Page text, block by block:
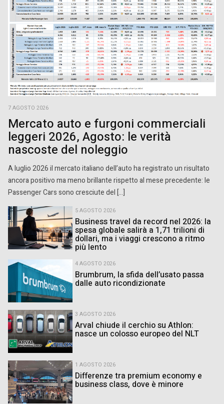
7 AGOSTO 2026
Mercato auto e furgoni commerciali
leggeri 2026, Agosto: le verità
nascoste del noleggio
A luglio 2026 il mercato italiano dell’auto ha registrato un risultato
ancora positivo ma meno brillante rispetto al mese precedente: le
Passenger Cars sono cresciute del […]
5 AGOSTO 2026
Business travel da record nel 2026: la
spesa globale salirà a 1,71 trilioni di
dollari, ma i viaggi crescono a ritmo
più lento
4 AGOSTO 2026
Brumbrum, la sfida dell’usato passa
dalle auto ricondizionate
3 AGOSTO 2026
Arval chiude il cerchio su Athlon:
nasce un colosso europeo del NLT
1 AGOSTO 2026
Differenze tra premium economy e
business class, dove è minore